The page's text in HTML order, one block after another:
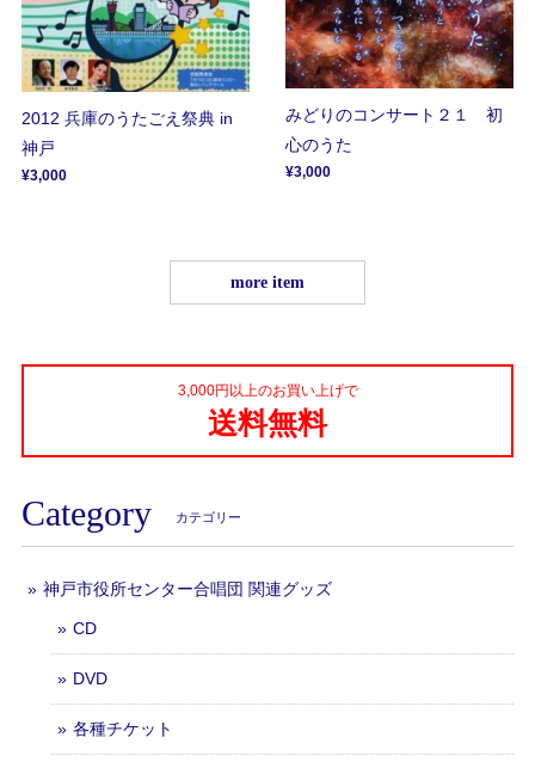
2012 兵庫のうたごえ祭典 in
神戸
¥3,000
みどりのコンサート２１ 初
心のうた
¥3,000
more item
3,000円以上のお買い上げで
送料無料
Category カテゴリー
神戸市役所センター合唱団 関連グッズ
CD
DVD
各種チケット